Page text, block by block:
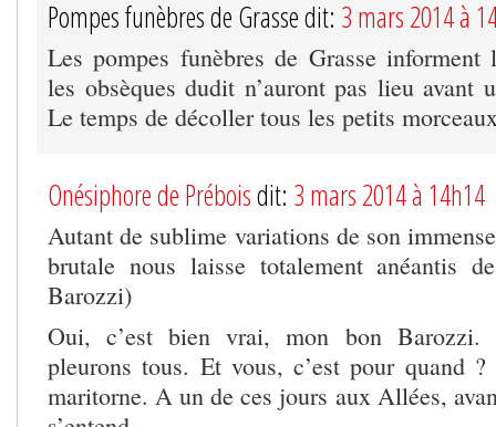
Pompes funèbres de Grasse dit: 3 mars 2014 à
Les pompes funèbres de Grasse informent
les obsèques dudit n’auront pas lieu avant
Le temps de décoller tous les petits
Onésiphore de Préboisdit: 3 mars 2014 à 14h14
Autant de sublime variations de son
brutale nous laisse totalement anéantis
Barozzi)
Oui, c’est bien vrai, mon bon Barozzi.
pleurons tous. Et vous, c’est pour quand
maritorne. A un de ces jours aux Allées,